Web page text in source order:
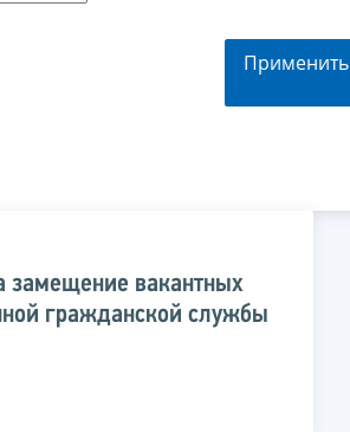
Применить
замещение вакантных
гражданской службы